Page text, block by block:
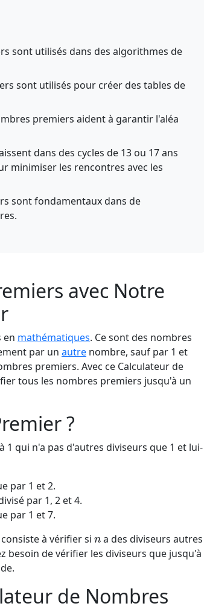
sont utilisés dans des algorithmes de
sont utilisés pour créer des tables de
premiers aident à garantir l'aléa
dans des cycles de 13 ou 17 ans
minimiser les rencontres avec les
sont fondamentaux dans de
avec Notre
en mathématiques. Ce sont des nombres
par un autre nombre, sauf par 1 et
premiers. Avec ce Calculateur de
tous les nombres premiers jusqu'à un
?
qui n'a pas d'autres diviseurs que 1 et lui-
par 1 et 2.
par 1, 2 et 4.
par 1 et 7.
à vérifier si
a des diviseurs autres
besoin de vérifier les diviseurs que jusqu'à
de Nombres